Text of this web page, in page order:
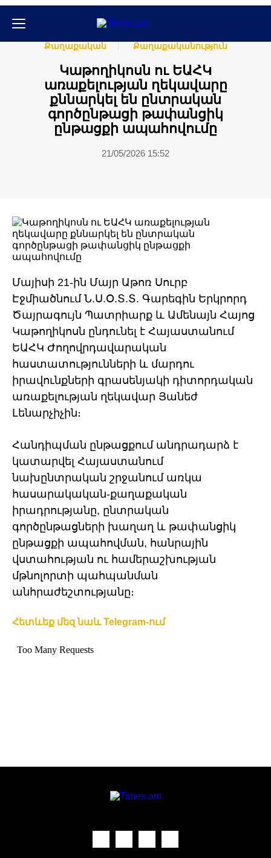
Քաղաքական
Քաղաքականություն
Կաթողիկոսն ու ԵԱՀԿ
առաքելության ղեկավարը
քննարկել են ընտրական
գործընթացի թափանցիկ
ընթացքի ապահովումը
21/05/2026 15:52
Մայիսի 21-ին Մայր Աթոռ Սուրբ
Էջմիածնում Ն.Ս.Օ.Տ.Տ. Գարեգին Երկրորդ
Ծայրագույն Պատրիարք և Ամենայն Հայոց
Կաթողիկոսն ընդունել է Հայաստանում
ԵԱՀԿ Ժողովրդավարական
հաստատությունների և մարդու
իրավունքների գրասենյակի դիտորդական
առաքելության ղեկավար Յանեժ
Լենարչիչին։
Հանդիպման ընթացքում անդրադարձ է
կատարվել Հայաստանում
նախընտրական շրջանում առկա
հասարակական-քաղաքական
իրադրությանը, ընտրական
գործընթացների խաղաղ և թափանցիկ
ընթացքի ապահովման, հանրային
վստահության ու համերաշխության
մթնոլորտի պահպանման
անհրաժեշտությանը։
Հետևեք մեզ նաև Telegram-ում